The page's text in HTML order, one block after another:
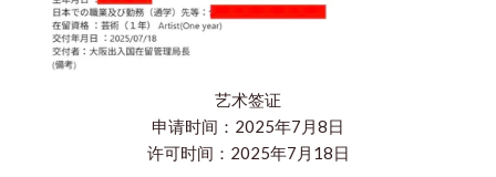
艺术签证
申请时间：2025年7月8日
许可时间：2025年7月18日